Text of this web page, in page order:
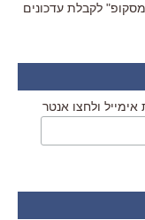
לקבלת עדכונים
אימייל ולחצו אנטר